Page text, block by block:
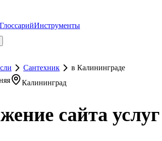
ГлоссарийИнструменты
Сантехник
в Калининграде
Калининград
сайта